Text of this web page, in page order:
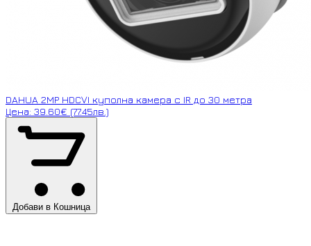
DAHUA 2MP HDCVI куполна камера с IR до 30 метра
Цена: 39.60€ (77.45лв.)
Добави в Кошница